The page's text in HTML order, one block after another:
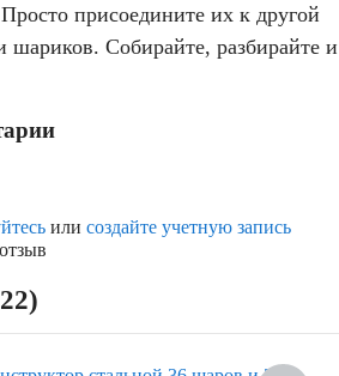
присоедините их к другой
шариков. Собирайте, разбирайте и
или создайте учетную запись